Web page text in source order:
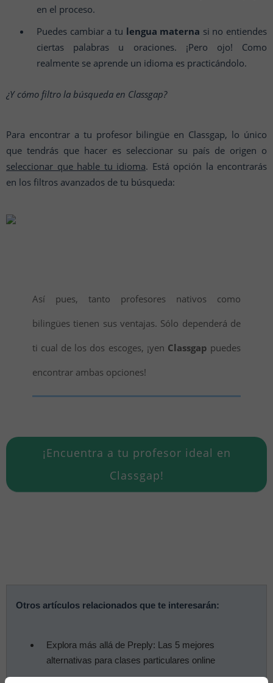
en el proceso.
Puedes cambiar a tu lengua materna si no entiendes
ciertas palabras u oraciones. ¡Pero ojo! Como
realmente se aprende un idioma es practicándolo.
¿Y cómo filtro la búsqueda en Classgap?
Para encontrar a tu profesor bilingüe en Classgap, lo único
que tendrás que hacer es seleccionar su país de origen o
seleccionar que hable tu idioma. Está opción la encontrarás
en los filtros avanzados de tu búsqueda:
Así pues, tanto profesores nativos como
bilingües tienen sus ventajas. Sólo dependerá de
ti cual de los dos escoges, ¡yen Classgap puedes
encontrar ambas opciones!
¡Encuentra a tu profesor ideal en
Classgap!
Otros artículos relacionados que te interesarán:
Explora más allá de Preply: Las 5 mejores
alternativas para clases particulares online